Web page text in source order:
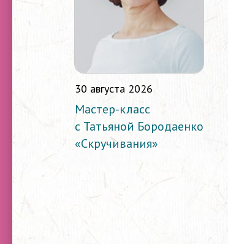
30 августа 2026
Мастер-класс
с Татьяной Бородаенко
«Скручивания»